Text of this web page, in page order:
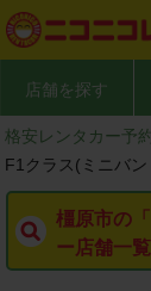
店舗を探す
格安レンタカー予
F1クラス(ミニバ
橿原市の
ー店舗一